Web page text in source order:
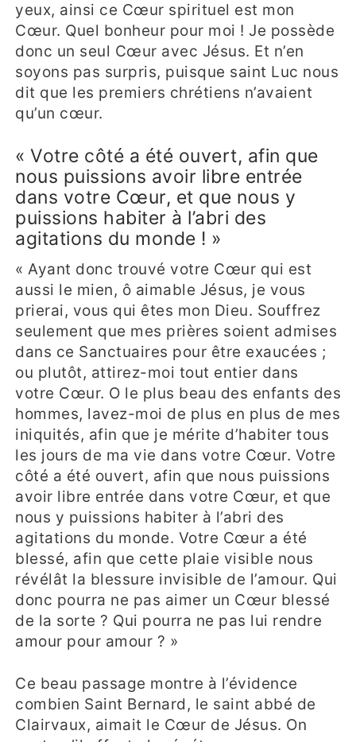
yeux, ainsi ce Cœur spirituel est mon
Cœur. Quel bonheur pour moi ! Je possède
donc un seul Cœur avec Jésus. Et n’en
soyons pas surpris, puisque saint Luc nous
dit que les premiers chrétiens n’avaient
qu’un cœur.
« Votre côté a été ouvert, afin que
nous puissions avoir libre entrée
dans votre Cœur, et que nous y
puissions habiter à l’abri des
agitations du monde ! »
« Ayant donc trouvé votre Cœur qui est
aussi le mien, ô aimable Jésus, je vous
prierai, vous qui êtes mon Dieu. Souffrez
seulement que mes prières soient admises
dans ce Sanctuaires pour être exaucées ;
ou plutôt, attirez-moi tout entier dans
votre Cœur. O le plus beau des enfants des
hommes, lavez-moi de plus en plus de mes
iniquités, afin que je mérite d’habiter tous
les jours de ma vie dans votre Cœur. Votre
côté a été ouvert, afin que nous puissions
avoir libre entrée dans votre Cœur, et que
nous y puissions habiter à l’abri des
agitations du monde. Votre Cœur a été
blessé, afin que cette plaie visible nous
révélât la blessure invisible de l’amour. Qui
donc pourra ne pas aimer un Cœur blessé
de la sorte ? Qui pourra ne pas lui rendre
amour pour amour ? »
Ce beau passage montre à l’évidence
combien Saint Bernard, le saint abbé de
Clairvaux, aimait le Cœur de Jésus. On